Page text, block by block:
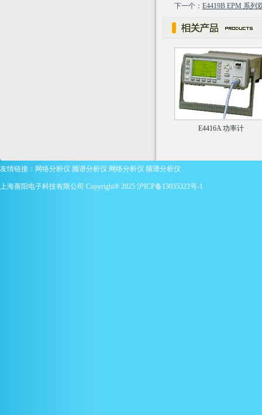
下一个： E4419B EPM 系列
E4416A 功率计
友情链接： 网络分析仪 频谱分析仪 网络分析仪 频谱分析仪
上海善阳电子科技有限公司 Copyright® 2025 沪ICP备13035322号-1